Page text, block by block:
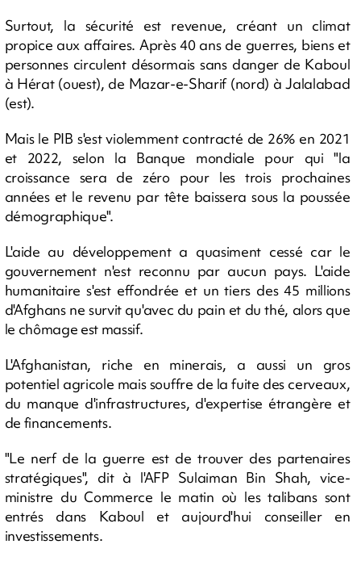
Surtout, la sécurité est revenue, créant un climat
propice aux affaires. Après 40 ans de guerres, biens et
personnes circulent désormais sans danger de Kaboul
à Hérat (ouest), de Mazar-e-Sharif (nord) à Jalalabad
(est).
Mais le PIB s'est violemment contracté de 26% en 2021
et 2022, selon la Banque mondiale pour qui "la
croissance sera de zéro pour les trois prochaines
années et le revenu par tête baissera sous la poussée
démographique".
L'aide au développement a quasiment cessé car le
gouvernement n'est reconnu par aucun pays. L'aide
humanitaire s'est effondrée et un tiers des 45 millions
d'Afghans ne survit qu'avec du pain et du thé, alors que
le chômage est massif.
L'Afghanistan, riche en minerais, a aussi un gros
potentiel agricole mais souffre de la fuite des cerveaux,
du manque d'infrastructures, d'expertise étrangère et
de financements.
"Le nerf de la guerre est de trouver des partenaires
stratégiques", dit à l'AFP Sulaiman Bin Shah, vice-
ministre du Commerce le matin où les talibans sont
entrés dans Kaboul et aujourd'hui conseiller en
investissements.